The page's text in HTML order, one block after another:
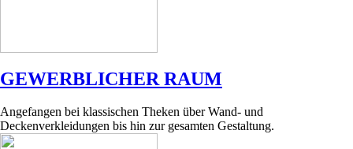
GEWERBLICHER RAUM
Angefangen bei klassischen Theken über Wand- und
Deckenverkleidungen bis hin zur gesamten Gestaltung.